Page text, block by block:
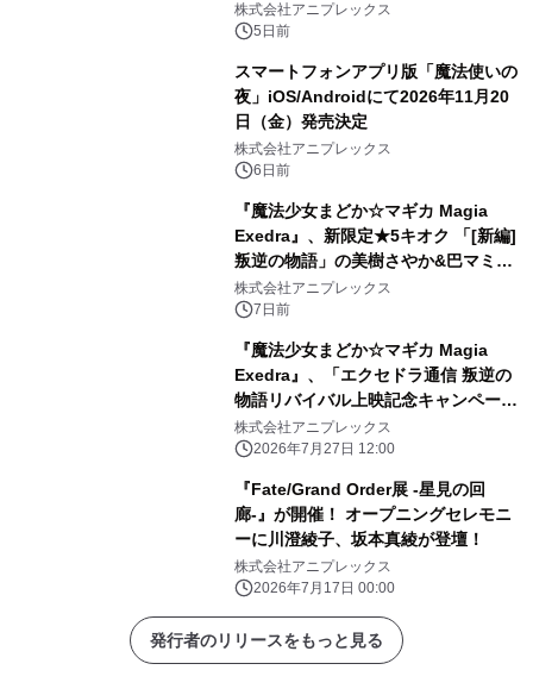
株式会社アニプレックス
5日前
スマートフォンアプリ版「魔法使いの
夜」iOS/Androidにて2026年11月20
日（金）発売決定
株式会社アニプレックス
6日前
『魔法少女まどか☆マギカ Magia
Exedra』、新限定★5キオク 「[新編]
叛逆の物語」の美樹さやか&巴マミ登
場！「[新編]叛逆の物語」リバイバル
上映記念でマギカストーン最大9,000
株式会社アニプレックス
7日前
『魔法少女まどか☆マギカ Magia
Exedra』、「エクセドラ通信 叛逆の
物語リバイバル上映記念キャンペーン
情報解禁SP」が7月30日(木)20時〜生
配信決定！
株式会社アニプレックス
2026年7月27日 12:00
『Fate/Grand Order展 -星見の回
廊-』が開催！ オープニングセレモニ
ーに川澄綾子、坂本真綾が登壇！
株式会社アニプレックス
2026年7月17日 00:00
発行者のリリースをもっと見る